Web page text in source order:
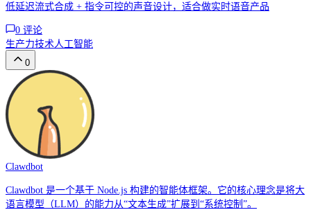
低延迟流式合成 + 指令可控的声音设计，适合做实时语音产品
0 评论
生产力技术 人工智能
0
Clawdbot
Clawdbot 是一个基于 Node.js 构建的智能体框架。它的核心理念是将大
语言模型（LLM）的能力从“文本生成”扩展到“系统控制”。